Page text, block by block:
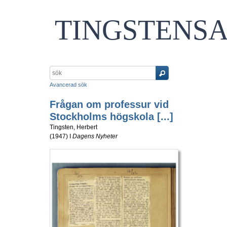
Avancerad sök
Frågan om professur vid
Stockholms högskola [...]
Tingsten, Herbert
(1947) I Dagens Nyheter